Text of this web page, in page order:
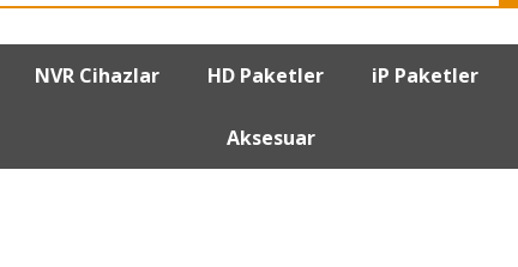
NVR Cihazlar HD Paketler iP Paketler
Aksesuar